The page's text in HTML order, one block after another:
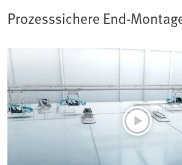
Prozesssichere End-